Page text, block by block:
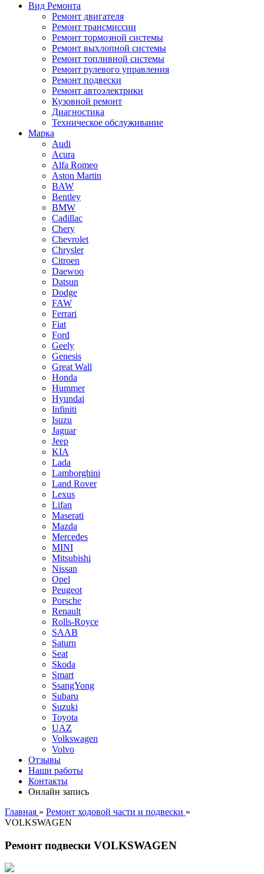
Вид Ремонта
Ремонт двигателя
Ремонт трансмиссии
Ремонт тормозной системы
Ремонт выхлопной системы
Ремонт топливной системы
Ремонт рулевого управления
Ремонт подвески
Ремонт автоэлектрики
Кузовной ремонт
Диагностика
Техническое обслуживание
Марка
Audi
Acura
Alfa Romeo
Aston Martin
BAW
Bentley
BMW
Cadillac
Chery
Chevrolet
Chrysler
Citroen
Daewoo
Datsun
Dodge
FAW
Ferrari
Fiat
Ford
Geely
Genesis
Great Wall
Honda
Hummer
Hyundai
Infiniti
Isuzu
Jaguar
Jeep
KIA
Lada
Lamborghini
Land Rover
Lexus
Lifan
Maserati
Mazda
Mercedes
MINI
Mitsubishi
Nissan
Opel
Peugeot
Porsche
Renault
Rolls-Royce
SAAB
Saturn
Seat
Skoda
Smart
SsangYong
Subaru
Suzuki
Toyota
UAZ
Volkswagen
Volvo
Отзывы
Наши работы
Контакты
Онлайн запись
Главная » Ремонт ходовой части и подвески »
VOLKSWAGEN
Ремонт подвески VOLKSWAGEN